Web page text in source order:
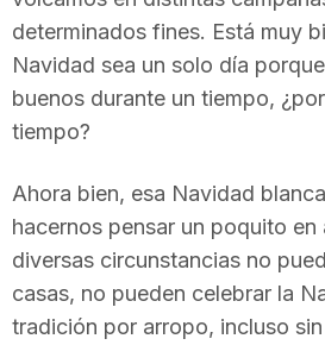
n
determinados fines. Está muy
Navidad sea un solo día
buenos durante un tiempo,
tiempo?
Ahora bien, esa Navidad
hacernos pensar un poquito
diversas circunstancias no
casas, no pueden celebrar la
tradición por arropo, incluso